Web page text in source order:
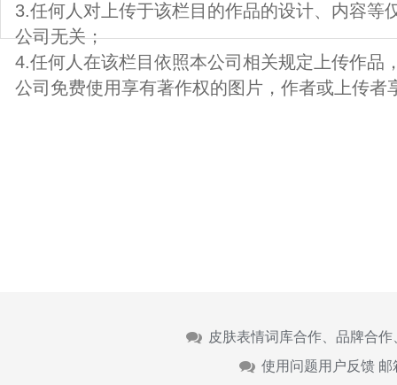
3.任何人对上传于该栏目的作品的设计、内容等
公司无关；
4.任何人在该栏目依照本公司相关规定上传作品
公司免费使用享有著作权的图片，作者或上传者
皮肤表情词库合作、品牌合
使用问题用户反馈 邮